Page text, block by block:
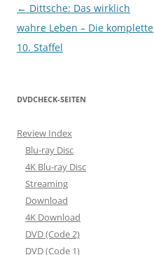
Beitragsnavigation
← Dittsche: Das wirklich
wahre Leben – Die komplette
10. Staffel
DVDCHECK-SEITEN
Review Index
Blu-ray Disc
4K Blu-ray Disc
Streaming
Download
4K Download
DVD (Code 2)
DVD (Code 1)